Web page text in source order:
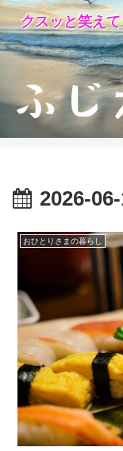
クスッと笑え
2026-
おひとりさまの暮らし